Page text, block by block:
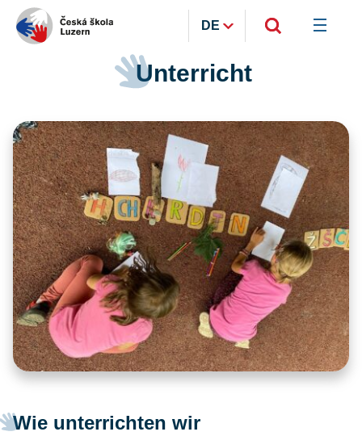
DE
Unterricht
Wie unterrichten wir